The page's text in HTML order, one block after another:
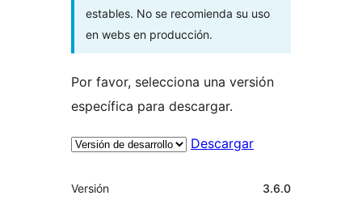
estables. No se recomienda su uso
en webs en producción.
Por favor, selecciona una versión
específica para descargar.
Descargar
Meta
Versión 3.6.0